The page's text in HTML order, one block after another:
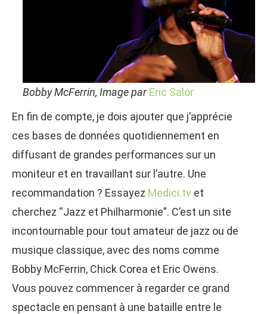
Bobby McFerrin, Image par Eric Salor
En fin de compte, je dois ajouter que j’apprécie
ces bases de données quotidiennement en
diffusant de grandes performances sur un
moniteur et en travaillant sur l’autre. Une
recommandation ? Essayez Medici.tv et
cherchez “Jazz et Philharmonie”. C’est un site
incontournable pour tout amateur de jazz ou de
musique classique, avec des noms comme
Bobby McFerrin, Chick Corea et Eric Owens.
Vous pouvez commencer à regarder ce grand
spectacle en pensant à une bataille entre le